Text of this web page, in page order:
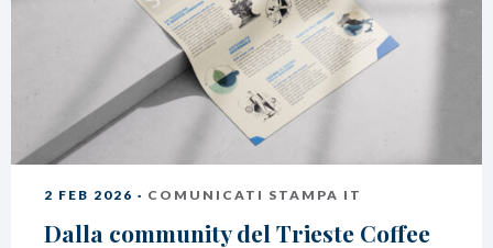
2 FEB 2026 · COMUNICATI STAMPA IT
Dalla community del Trieste Coffee